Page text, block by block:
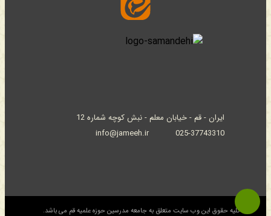
ایران - قم - خیابان معلم - نبش کوچه شماره 12
025-37743310
info@jameeh.ir
© کلیه حقوق این وب سایت متعلق به جامعه مدرسین حوزه علمیه قم می باشد.